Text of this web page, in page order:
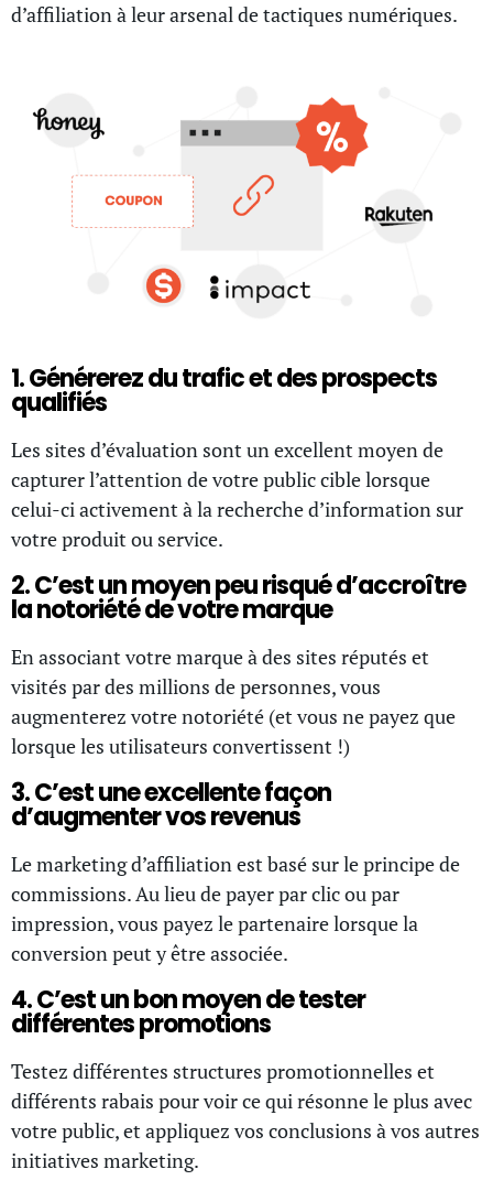
d’affiliation à leur arsenal de tactiques numériques.
1. Générerez du trafic et des prospects
qualifiés
Les sites d’évaluation sont un excellent moyen de
capturer l’attention de votre public cible lorsque
celui-ci activement à la recherche d’information sur
votre produit ou service.
2. C’est un moyen peu risqué d’accroître
la notoriété de votre marque
En associant votre marque à des sites réputés et
visités par des millions de personnes, vous
augmenterez votre notoriété (et vous ne payez que
lorsque les utilisateurs convertissent !)
3. C’est une excellente façon
d’augmenter vos revenus
Le marketing d’affiliation est basé sur le principe de
commissions. Au lieu de payer par clic ou par
impression, vous payez le partenaire lorsque la
conversion peut y être associée.
4. C’est un bon moyen de tester
différentes promotions
Testez différentes structures promotionnelles et
différents rabais pour voir ce qui résonne le plus avec
votre public, et appliquez vos conclusions à vos autres
initiatives marketing.